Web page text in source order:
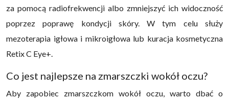
za pomocą radiofrekwencji albo zmniejszyć ich widoczność
poprzez poprawę kondycji skóry. W tym celu służy
mezoterapia igłowa i mikroigłowa lub kuracja kosmetyczna
Retix C Eye+.
Co jest najlepsze na zmarszczki wokół oczu?
Aby zapobiec zmarszczkom wokół oczu, warto dbać o